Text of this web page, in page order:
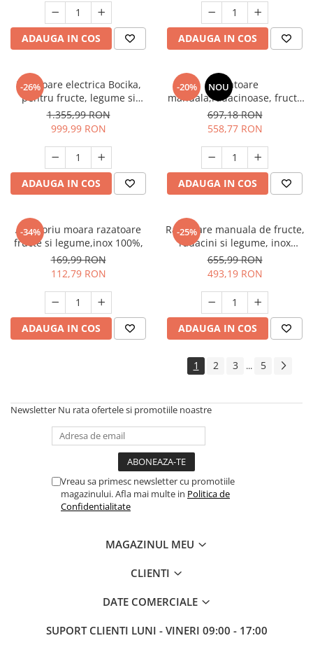
ADAUGA IN COS ADAUGA IN COS
-26%
Razatoare electrica Bocika,
pentru fructe, legume si
radacinoase, INOX
100%,model 2021
1.355,99 RON
999,99 RON
ADAUGA IN COS
-20% NOU
Razatoare
manuala,radacinoase, fructe
si legume cu fulie pentru
motorizare, Koza-Nova 1689
697,18 RON
558,77 RON
ADAUGA IN COS
-34%
Accesoriu moara razatoare
fructe si legume,inox 100%,
169,99 RON
112,79 RON
ADAUGA IN COS
-25%
Razatoare manuala de fructe,
radacini si legume, inox
100%,capacitate 5L, Vinita
4945
655,99 RON
493,19 RON
ADAUGA IN COS
1 2 3 ... 5
Newsletter Nu rata ofertele si promotiile noastre
Vreau sa primesc newsletter cu promotiile
magazinului. Afla mai multe in Politica de
Confidentialitate
MAGAZINUL MEU
CLIENTI
DATE COMERCIALE
SUPORT CLIENTI LUNI - VINERI 09:00 - 17:00